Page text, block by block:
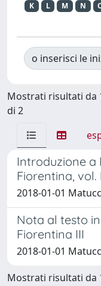
K
L M N
o inserisci le
Mostrati risultati da
di 2
Introduzione a
Fiorentina, vol.
2018-01-01
Nota al testo
Fiorentina III
2018-01-01
Mostrati risultati da